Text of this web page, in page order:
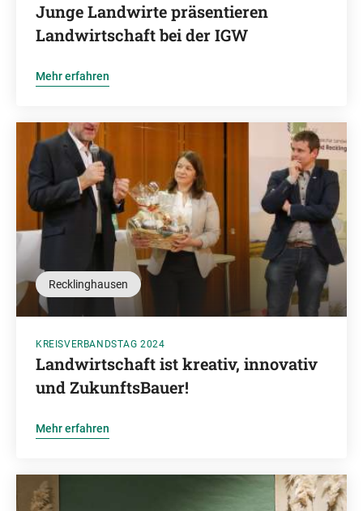
Junge Landwirte präsentieren
Landwirtschaft bei der IGW
Mehr erfahren
Recklinghausen
KREISVERBANDSTAG 2024
Landwirtschaft ist kreativ, innovativ
und ZukunftsBauer!
Mehr erfahren